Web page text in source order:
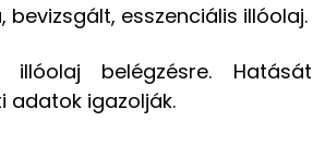
bevizsgált, esszenciális illóolaj.
illóolaj belégzésre. Hatását
adatok igazolják.